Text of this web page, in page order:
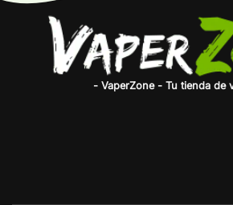
- VaperZone - Tu tienda de